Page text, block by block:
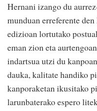
Hernani izango du
munduan erreferente
edizioan lortutako
eman zion eta
indartsua utzi du
dauka, kalitate handiko
kanporaketan ikusitako
larunbaterako espero